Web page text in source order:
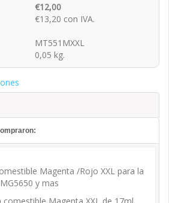
€12,00
€13,20 con IVA.
MT551MXXL
0,05 kg.
Magenta /Rojo XXL para la
y mas
Magenta XXL de 17ml.